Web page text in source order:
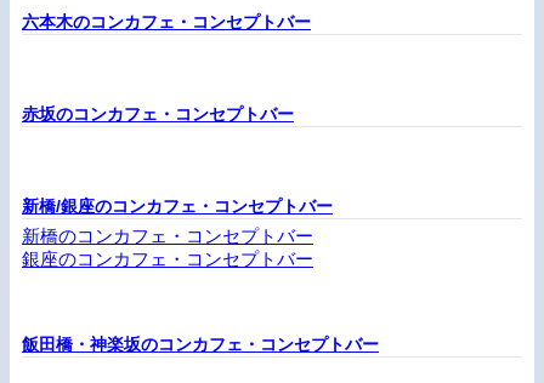
六本木のコンカフェ・コンセプトバー
赤坂のコンカフェ・コンセプトバー
新橋/銀座のコンカフェ・コンセプトバー
新橋のコンカフェ・コンセプトバー
銀座のコンカフェ・コンセプトバー
飯田橋・神楽坂のコンカフェ・コンセプトバー